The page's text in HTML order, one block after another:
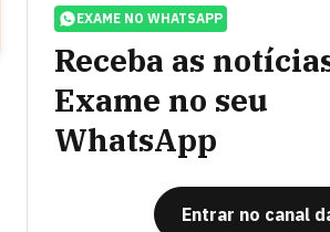
EXAME NO WHATSAPP
Receba as
Exame no seu
WhatsApp
Entrar no canal